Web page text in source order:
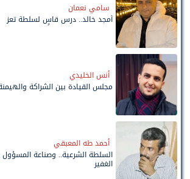
سامي نعمان
أمجد خالد.. درس قاسٍ لسلطة تعز
أنس الخليدي
مجلس القيادة بين الشراكة
أحمد طه المعبقي
السلطة الشرعية.. وصناعة المسؤول
الغفير